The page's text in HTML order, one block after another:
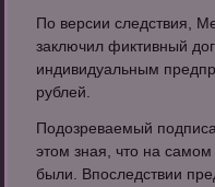
По версии следствия,
заключил фиктивный
индивидуальным
рублей.
Подозреваемый
этом зная, что на
были. Впоследствии